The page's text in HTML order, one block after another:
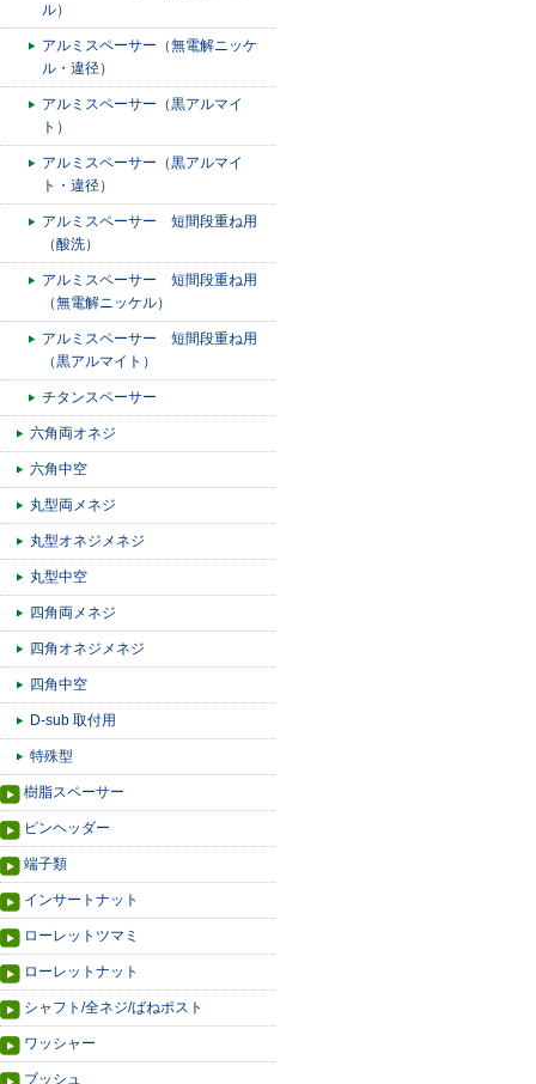
ル）
アルミスペーサー（無電解ニッケ
ル・違径）
アルミスペーサー（黒アルマイ
ト）
アルミスペーサー（黒アルマイ
ト・違径）
アルミスペーサー 短間段重ね用
（酸洗）
アルミスペーサー 短間段重ね用
（無電解ニッケル）
アルミスペーサー 短間段重ね用
（黒アルマイト）
チタンスペーサー
六角両オネジ
六角中空
丸型両メネジ
丸型オネジメネジ
丸型中空
四角両メネジ
四角オネジメネジ
四角中空
D-sub 取付用
特殊型
樹脂スペーサー
ピンヘッダー
端子類
インサートナット
ローレットツマミ
ローレットナット
シャフト/全ネジ/ばねポスト
ワッシャー
ブッシュ